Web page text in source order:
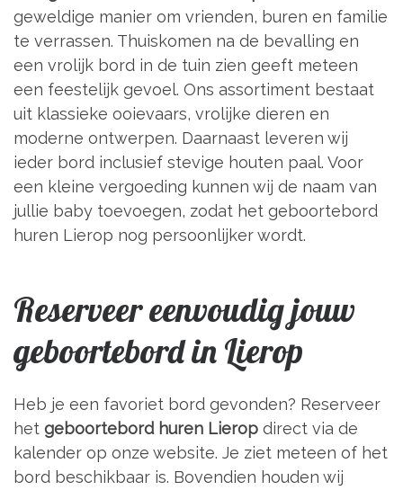
geweldige manier om vrienden, buren en familie
te verrassen. Thuiskomen na de bevalling en
een vrolijk bord in de tuin zien geeft meteen
een feestelijk gevoel. Ons assortiment bestaat
uit klassieke ooievaars, vrolijke dieren en
moderne ontwerpen. Daarnaast leveren wij
ieder bord inclusief stevige houten paal. Voor
een kleine vergoeding kunnen wij de naam van
jullie baby toevoegen, zodat het geboortebord
huren Lierop nog persoonlijker wordt.
Reserveer eenvoudig jouw
geboortebord in Lierop
Heb je een favoriet bord gevonden? Reserveer
het geboortebord huren Lierop direct via de
kalender op onze website. Je ziet meteen of het
bord beschikbaar is. Bovendien houden wij